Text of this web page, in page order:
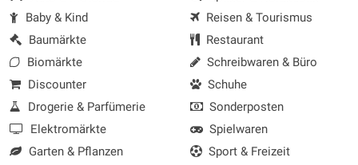
Baby & Kind
Baumärkte
Biomärkte
Discounter
Drogerie & Parfümerie
Elektromärkte
Garten & Pflanzen
Reisen & Tourismus
Restaurant
Schreibwaren & Büro
Schuhe
Sonderposten
Spielwaren
Sport & Freizeit